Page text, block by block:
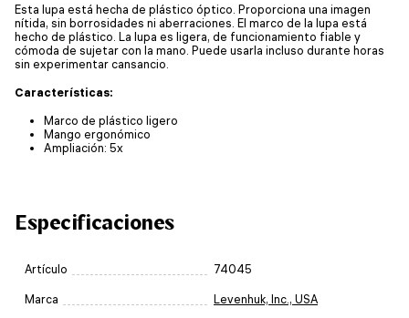
Esta lupa está hecha de plástico óptico. Proporciona una imagen
nítida, sin borrosidades ni aberraciones. El marco de la lupa está
hecho de plástico. La lupa es ligera, de funcionamiento fiable y
cómoda de sujetar con la mano. Puede usarla incluso durante horas
sin experimentar cansancio.
Características:
Marco de plástico ligero
Mango ergonómico
Ampliación: 5x
Especificaciones
Artículo 74045
Marca Levenhuk, Inc., USA